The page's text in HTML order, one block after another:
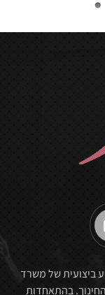
ביצועית של משרד
בהתאחדות